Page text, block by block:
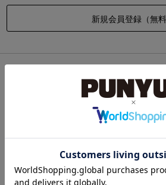
他のサイトIDで新規会員登録をしていた
ログインすることができます。